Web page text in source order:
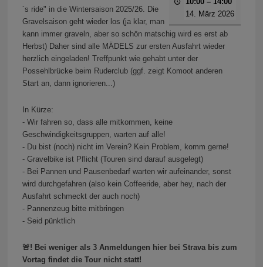
14. März 2026
´s ride" in die Wintersaison 2025/26. Die
Gravelsaison geht wieder los (ja klar, man
kann immer graveln, aber so schön matschig wird es erst ab
Herbst) Daher sind alle MÄDELS zur ersten Ausfahrt wieder
herzlich eingeladen! Treffpunkt wie gehabt unter der
Possehlbrücke beim Ruderclub (ggf. zeigt Komoot anderen
Start an, dann ignorieren...)
In Kürze:
- Wir fahren so, dass alle mitkommen, keine
Geschwindigkeitsgruppen, warten auf alle!
- Du bist (noch) nicht im Verein? Kein Problem, komm gerne!
- Gravelbike ist Pflicht (Touren sind darauf ausgelegt)
- Bei Pannen und Pausenbedarf warten wir aufeinander, sonst
wird durchgefahren (also kein Coffeeride, aber hey, nach der
Ausfahrt schmeckt der auch noch)
- Pannenzeug bitte mitbringen
- Seid pünktlich
🚨! Bei weniger als 3 Anmeldungen hier bei Strava bis zum
Vortag findet die Tour nicht statt!